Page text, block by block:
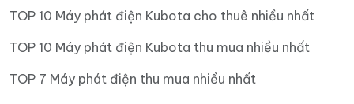
TOP 10 Máy phát điện Kubota cho thuê nhiều nhất
TOP 10 Máy phát điện Kubota thu mua nhiều nhất
TOP 7 Máy phát điện thu mua nhiều nhất